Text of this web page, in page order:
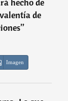
hecho de
de
”
Imagen